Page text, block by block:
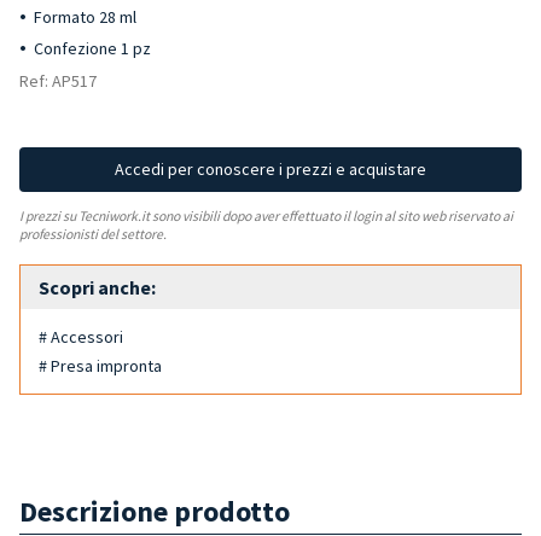
Formato 28 ml
Confezione 1 pz
Ref: AP517
Accedi per conoscere i prezzi e acquistare
I prezzi su Tecniwork.it sono visibili dopo aver effettuato il login al sito web riservato ai
professionisti del settore.
Scopri anche:
# Accessori
# Presa impronta
Descrizione prodotto